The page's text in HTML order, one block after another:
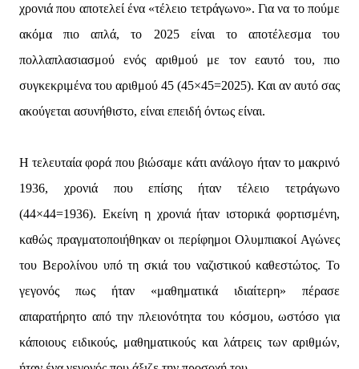
χρονιά που αποτελεί ένα «τέλειο τετράγωνο». Για να το πούμε
ακόμα πιο απλά, το 2025 είναι το αποτέλεσμα του
πολλαπλασιασμού ενός αριθμού με τον εαυτό του, πιο
συγκεκριμένα του αριθμού 45 (45×45=2025). Και αν αυτό σας
ακούγεται ασυνήθιστο, είναι επειδή όντως είναι.
Η τελευταία φορά που βιώσαμε κάτι ανάλογο ήταν το μακρινό
1936, χρονιά που επίσης ήταν τέλειο τετράγωνο
(44×44=1936). Εκείνη η χρονιά ήταν ιστορικά φορτισμένη,
καθώς πραγματοποιήθηκαν οι περίφημοι Ολυμπιακοί Αγώνες
του Βερολίνου υπό τη σκιά του ναζιστικού καθεστώτος. Το
γεγονός πως ήταν «μαθηματικά ιδιαίτερη» πέρασε
απαρατήρητο από την πλειονότητα του κόσμου, ωστόσο για
κάποιους ειδικούς, μαθηματικούς και λάτρεις των αριθμών,